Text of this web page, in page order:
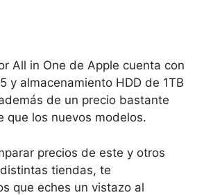
All in One de Apple cuenta con
y almacenamiento HDD de 1TB
de un precio bastante
que los nuevos modelos.
precios de este y otros
tiendas, te
que eches un vistazo al